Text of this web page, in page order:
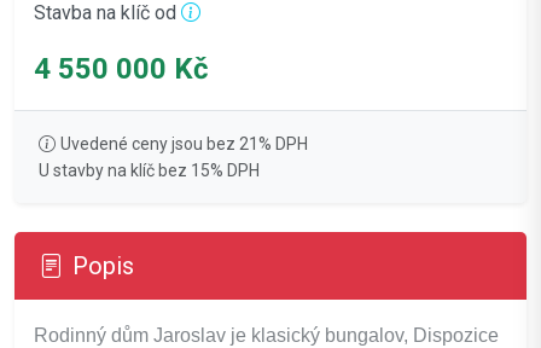
Stavba na klíč od
4 550 000 Kč
Uvedené ceny jsou bez 21% DPH
U stavby na klíč bez 15% DPH
Popis
Rodinný dům Jaroslav je klasický bungalov, Dispozice